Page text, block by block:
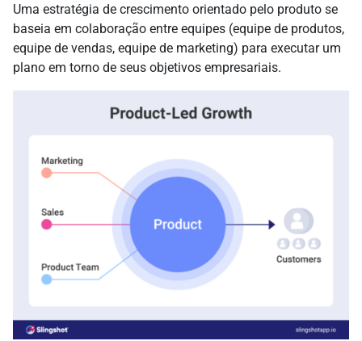
Uma estratégia de crescimento orientado pelo produto se
baseia em colaboração entre equipes (equipe de produtos,
equipe de vendas, equipe de marketing) para executar um
plano em torno de seus objetivos empresariais.